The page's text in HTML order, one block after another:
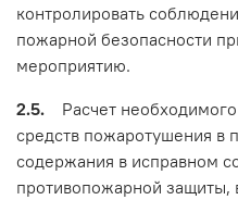
контролировать
пожарной безопасности
мероприятию.
2.5. Расчет
средств пожаротушения в
содержания в исправном
противопожарной защиты,